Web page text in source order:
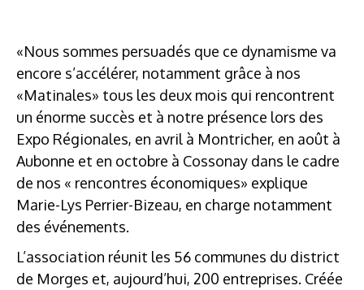
«Nous sommes persuadés que ce dynamisme va
encore s’accélérer, notamment grâce à nos
«Matinales» tous les deux mois qui rencontrent
un énorme succès et à notre présence lors des
Expo Régionales, en avril à Montricher, en août à
Aubonne et en octobre à Cossonay dans le cadre
de nos « rencontres économiques» explique
Marie-Lys Perrier-Bizeau, en charge notamment
des événements.
L’association réunit les 56 communes du district
de Morges et, aujourd’hui, 200 entreprises. Créée